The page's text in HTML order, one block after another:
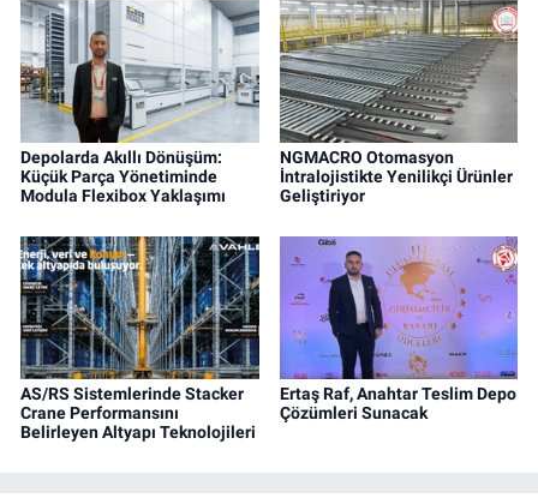
Depolarda Akıllı Dönüşüm:
Küçük Parça Yönetiminde
Modula Flexibox Yaklaşımı
NGMACRO Otomasyon
İntralojistikte Yenilikçi Ürünler
Geliştiriyor
AS/RS Sistemlerinde Stacker
Crane Performansını
Belirleyen Altyapı Teknolojileri
Ertaş Raf, Anahtar Teslim Depo
Çözümleri Sunacak